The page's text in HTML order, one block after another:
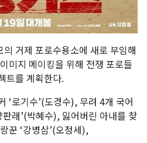
거제 포로수용소에 새로 부임해
미지 메이킹을 위해 전쟁 포로들
트를 계획한다.
‘로기수’(도경수), 무려 4개 국어
래’(박혜수), 잃어버린 아내를 찾
꾼 ‘강병삼’(오정세),